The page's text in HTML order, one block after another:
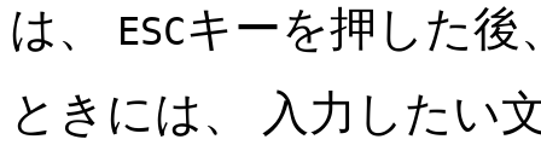
は、
ESCキーを押した
ときには、 入力したい